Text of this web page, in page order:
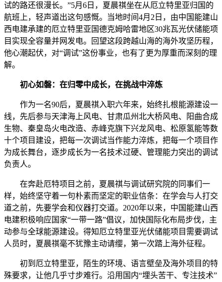
试的路还很漫长。”5月6日，夏晨祺坐在从厄立特里亚归国的
航班上，轻声道出这句感慨。当地时间4月2日，由中国能建山
西电建承建的厄立特里亚国德克姆哈雷地区30兆瓦光伏储能项
目实现全容量并网发电。回望这段跨越山海的海外攻坚历程，
他心潮起伏，对“调试”这份事业，也有了更为厚重而深刻的理
解。
初心如磐：在归零中成长，在挑战中淬炼
作为一名90后，夏晨祺入职六年来，始终扎根能源建设一
线，先后参与天津海上风电、甘肃瓜州北大桥风电、阳曲合成
生物、秦皇岛火电改造、赤峰克旗下兴龙风电、松原氢能等数
十个项目建设，把每一次调试当作能力淬炼，把每一个项目作
为成长舞台，逐步成长为一名技术过硬、管理能力突出的调试
负责人。
在奔赴厄特项目之前，夏晨祺与调试研究院的同事们一
样，始终坚守着一句朴素而坚定的职业信条：在学会与人打交
道之前，先要学会和仪器打交道。2020年以来，中国能建山西
电建积极响应国家“一带一路”倡议，加快国际化布局步伐，主
动参与全球能源建设。得知厄立特里亚光伏储能项目需要调试
人员时，夏晨祺毫不犹豫主动请缨，第一次踏上海外征程。
初到厄立特里亚，陌生的环境、语言壁垒及海外项目的特
殊要求，让他几乎寸步难行。沿用国内“埋头苦干、专注技术”